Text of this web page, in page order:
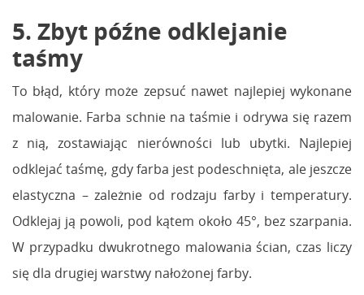
5. Zbyt późne odklejanie
taśmy
To błąd, który może zepsuć nawet najlepiej wykonane
malowanie. Farba schnie na taśmie i odrywa się razem
z nią, zostawiając nierówności lub ubytki. Najlepiej
odklejać taśmę, gdy farba jest podeschnięta, ale jeszcze
elastyczna – zależnie od rodzaju farby i temperatury.
Odklejaj ją powoli, pod kątem około 45°, bez szarpania.
W przypadku dwukrotnego malowania ścian, czas liczy
się dla drugiej warstwy nałożonej farby.